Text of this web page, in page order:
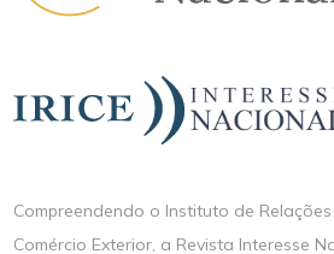
Compreendendo o Instituto de
Comércio Exterior, a Revista Interesse